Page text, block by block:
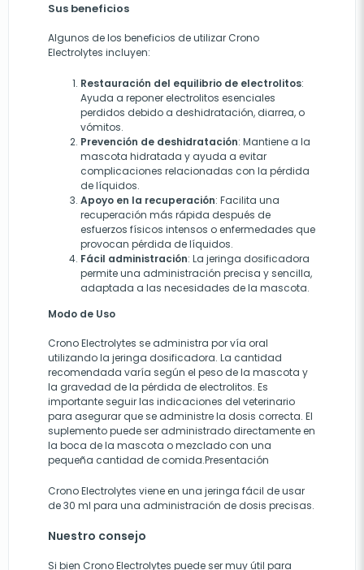
Sus beneficios
Algunos de los beneficios de utilizar Crono
Electrolytes incluyen:
Restauración del equilibrio de electrolitos:
Ayuda a reponer electrolitos esenciales
perdidos debido a deshidratación, diarrea, o
vómitos.
Prevención de deshidratación: Mantiene a la
mascota hidratada y ayuda a evitar
complicaciones relacionadas con la pérdida
de líquidos.
Apoyo en la recuperación: Facilita una
recuperación más rápida después de
esfuerzos físicos intensos o enfermedades que
provocan pérdida de líquidos.
Fácil administración: La jeringa dosificadora
permite una administración precisa y sencilla,
adaptada a las necesidades de la mascota.
Modo de Uso
Crono Electrolytes se administra por vía oral
utilizando la jeringa dosificadora. La cantidad
recomendada varía según el peso de la mascota y
la gravedad de la pérdida de electrolitos. Es
importante seguir las indicaciones del veterinario
para asegurar que se administre la dosis correcta. El
suplemento puede ser administrado directamente en
la boca de la mascota o mezclado con una
pequeña cantidad de comida.Presentación
Crono Electrolytes viene en una jeringa fácil de usar
de 30 ml para una administración de dosis precisas.
Nuestro consejo
Si bien Crono Electrolytes puede ser muy útil para